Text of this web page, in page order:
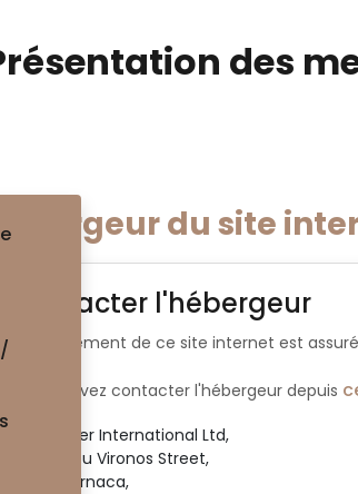
des
du site
Contacter l'hébergeur
L’hébergement de ce site internet est
Vous pouvez contacter l'hébergeur depuis
- Hostinger International Ltd,
- 61 Lordou Vironos Street,
- 6023 Larnaca,